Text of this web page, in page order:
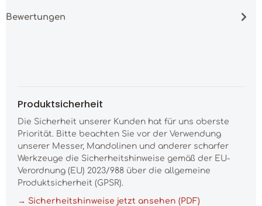
Bewertungen
Produktsicherheit
Die Sicherheit unserer Kunden hat für uns oberste
Priorität. Bitte beachten Sie vor der Verwendung
unserer Messer, Mandolinen und anderer scharfer
Werkzeuge die Sicherheitshinweise gemäß der EU-
Verordnung (EU) 2023/988 über die allgemeine
Produktsicherheit (GPSR).
→ Sicherheitshinweise jetzt ansehen (PDF)